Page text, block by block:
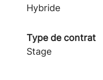
Hybride
Type de contrat
Stage